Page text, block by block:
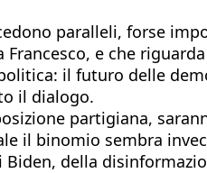
paralleli, forse
e che
il futuro delle
il dialogo.
partigiana,
il binomio sembra
della